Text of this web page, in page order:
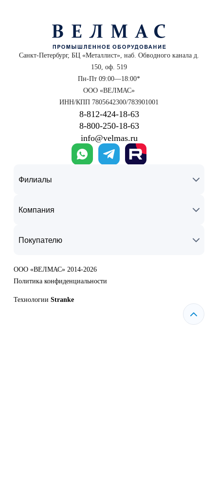
Санкт-Петербург, БЦ «Металлист», наб. Обводного канала д.
150, оф. 519
Пн-Пт 09:00—18:00*
ООО «ВЕЛМАС»
ИНН/КПП 7805642300/783901001
8‑812‑424‑18‑63
8‑800‑250‑18‑63
info@velmas.ru
Филиалы
Компания
Покупателю
ООО «ВЕЛМАС» 2014-2026
Политика конфиденциальности
Технологии Stranke